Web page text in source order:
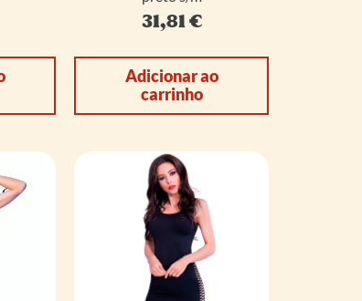
31,81€
Adicionar ao
carrinho